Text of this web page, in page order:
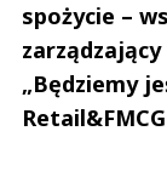
spożycie –
„Będziemy